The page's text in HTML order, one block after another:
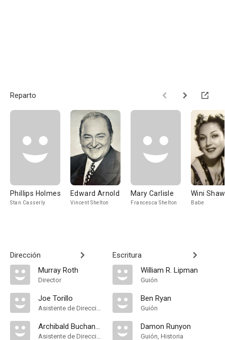
Reparto
Phillips Holmes
Stan Casserly
Edward Arnold
Vincent Shelton
Mary Carlisle
Francesca Shelton
Wini Shaw
Babe
Dirección
Murray Roth
Director
Joe Torillo
Asistente de Dirección
Archibald Buchanan
Asistente de Dirección
Escritura
William R. Lipman
Guión
Ben Ryan
Guión
Damon Runyon
Guión, Historia